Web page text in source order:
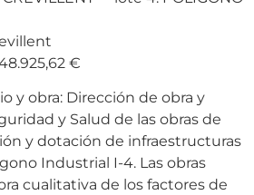
€
y obra: Dirección de obra y
y Salud de las obras de
y dotación de infraestructuras
Industrial I-4. Las obras
cualitativa de los factores de